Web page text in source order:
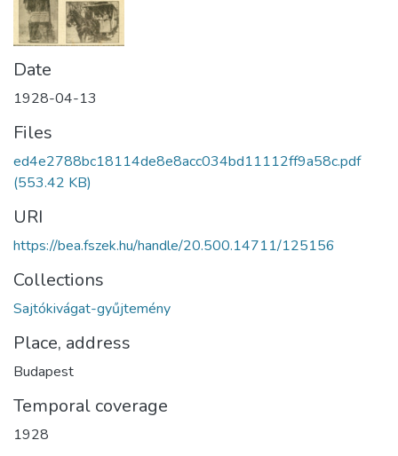
Date
1928-04-13
Files
ed4e2788bc18114de8e8acc034bd11112ff9a58c.pdf
(553.42 KB)
URI
https://bea.fszek.hu/handle/20.500.14711/125156
Collections
Sajtókivágat-gyűjtemény
Place, address
Budapest
Temporal coverage
1928